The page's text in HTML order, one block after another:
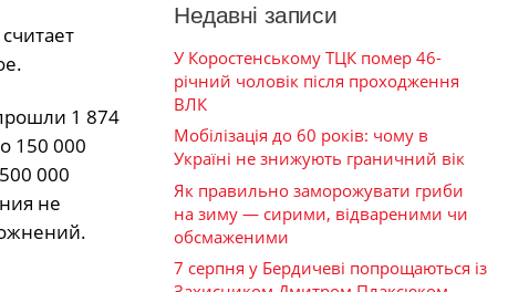
1 874
150 000
000
не
Недавні записи
У Коростенському ТЦК помер 46-
річний чоловік після проходження
ВЛК
Мобілізація до 60 років: чому в
Україні не знижують граничний вік
Як правильно заморожувати гриби
на зиму — сирими, відвареними чи
обсмаженими
7 серпня у Бердичеві попрощаються із